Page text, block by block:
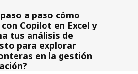
a paso cómo
Copilot en Excel y
tus análisis de
para explorar
en la gestión